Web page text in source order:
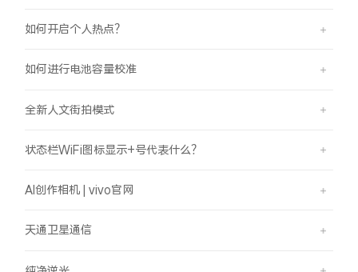
如何开启个人热点？
如何进行电池容量校准
全新人文街拍模式
状态栏WiFi图标显示+号代表什么？
AI创作相机 | vivo官网
天通卫星通信